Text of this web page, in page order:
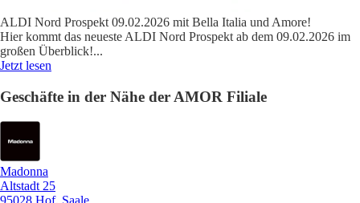
ALDI Nord Prospekt 09.02.2026 mit Bella Italia und Amore!
Hier kommt das neueste ALDI Nord Prospekt ab dem 09.02.2026 im
großen Überblick!...
Jetzt lesen
Geschäfte in der Nähe der AMOR Filiale
Madonna
Altstadt 25
95028 Hof, Saale